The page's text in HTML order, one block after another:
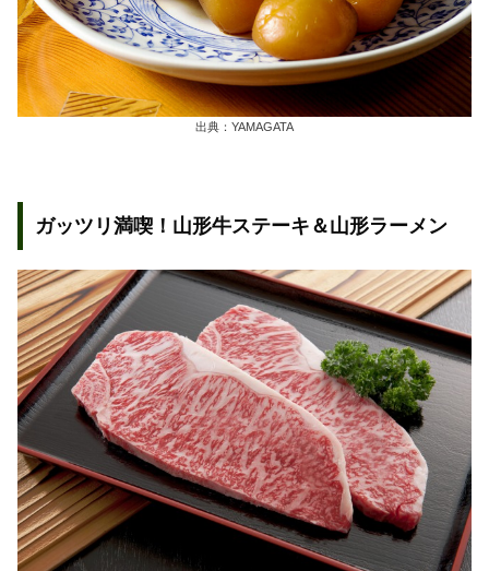
出典：YAMAGATA
ガッツリ満喫！山形牛ステーキ＆山形ラーメン